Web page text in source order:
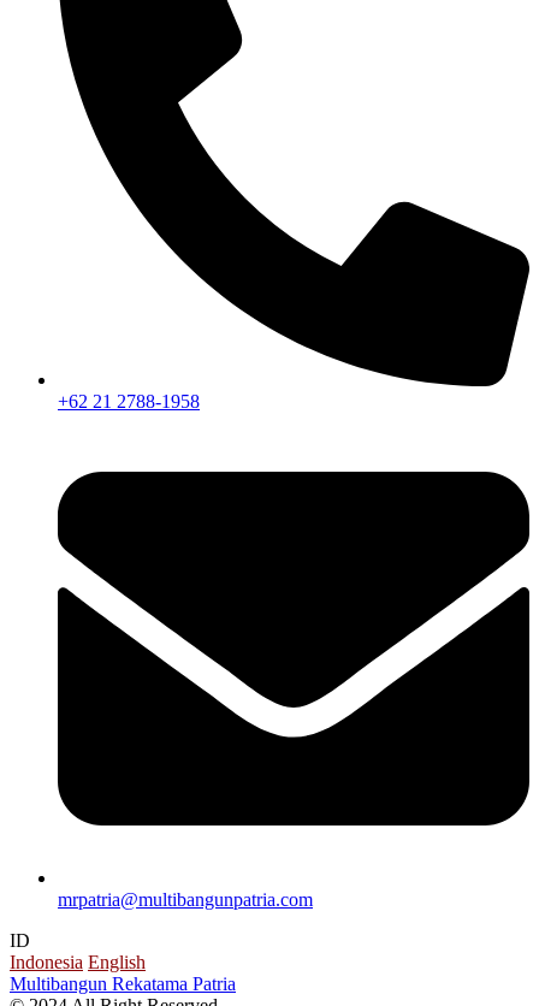
+62 21 2788-1958
mrpatria@multibangunpatria.com
ID
Indonesia English
Multibangun Rekatama Patria